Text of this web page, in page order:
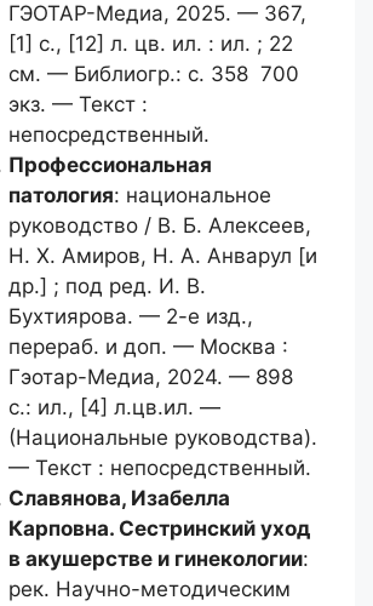
ГЭОТАР-Медиа, 2025. — 367,
[1] с., [12] л. цв. ил. : ил. ; 22
см. — Библиогр.: с. 358 700
экз. — Текст :
непосредственный.
Профессиональная
патология: национальное
руководство / В. Б. Алексеев,
Н. Х. Амиров, Н. А. Анварул [и
др.] ; под ред. И. В.
Бухтиярова. — 2-е изд.,
перераб. и доп. — Москва :
Гэотар-Медиа, 2024. — 898
с.: ил., [4] л.цв.ил. —
(Национальные руководства).
— Текст : непосредственный.
Славянова, Изабелла
Карповна. Сестринский уход
в акушерстве и гинекологии:
рек. Научно-методическим